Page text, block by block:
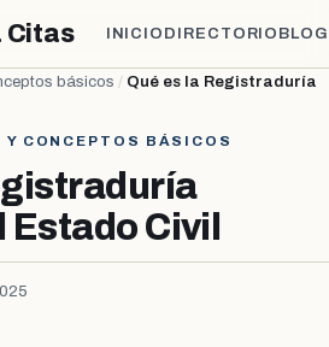
Citas INICIO DIRECTORIO BLOG
básicos / Qué es la Registraduría
Y CONCEPTOS BÁSICOS
Civil